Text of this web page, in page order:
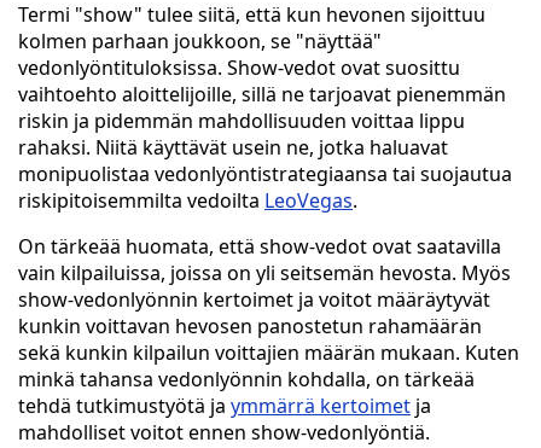
Termi "show" tulee siitä, että kun hevonen sijoittuu
kolmen parhaan joukkoon, se "näyttää"
vedonlyöntituloksissa. Show-vedot ovat suosittu
vaihtoehto aloittelijoille, sillä ne tarjoavat pienemmän
riskin ja pidemmän mahdollisuuden voittaa lippu
rahaksi. Niitä käyttävät usein ne, jotka haluavat
monipuolistaa vedonlyöntistrategiaansa tai suojautua
riskipitoisemmilta vedoilta LeoVegas.
On tärkeää huomata, että show-vedot ovat saatavilla
vain kilpailuissa, joissa on yli seitsemän hevosta. Myös
show-vedonlyönnin kertoimet ja voitot määräytyvät
kunkin voittavan hevosen panostetun rahamäärän
sekä kunkin kilpailun voittajien määrän mukaan. Kuten
minkä tahansa vedonlyönnin kohdalla, on tärkeää
tehdä tutkimustyötä ja ymmärrä kertoimet ja
mahdolliset voitot ennen show-vedonlyöntiä.